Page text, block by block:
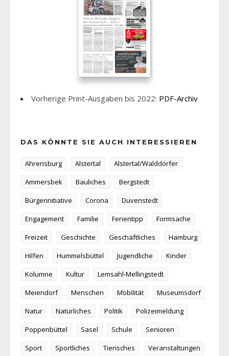
Vorherige Print-Ausgaben bis 2022: PDF-Archiv
DAS KÖNNTE SIE AUCH INTERESSIEREN
Ahrensburg Alstertal
Alstertal/Walddörfer
Ammersbek
Bauliches
Bergstedt
Bürgerinitiative
Corona
Duvenstedt
Engagement
Familie Ferientipp
Formsache
Freizeit
Geschichte Geschäftliches
Hamburg
Hilfen
Hummelsbüttel Jugendliche
Kinder
Kolumne
Kultur
Lemsahl-Mellingstedt
Meiendorf
Menschen Mobilität
Museumsdorf
Natur
Natürliches Politik
Polizeimeldung
Poppenbüttel
Sasel Schule
Senioren
Sport
Sportliches Tierisches
Veranstaltungen